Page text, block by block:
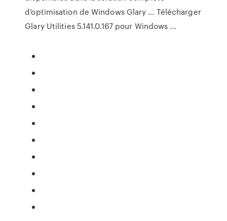
d’optimisation de Windows Glary … Télécharger
Glary Utilities 5.141.0.167 pour Windows ...